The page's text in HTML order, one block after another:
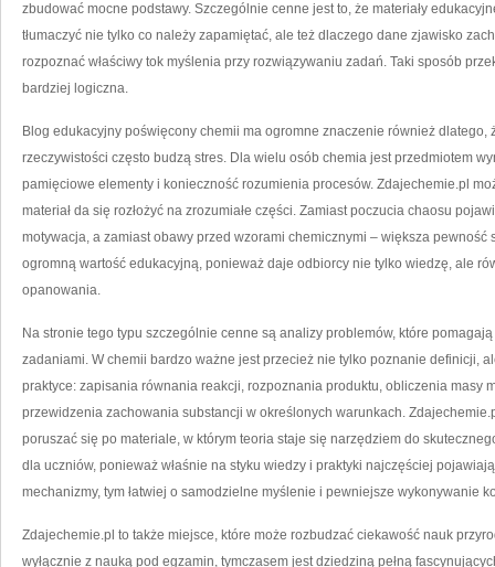
zbudować mocne podstawy. Szczególnie cenne jest to, że materiały
tłumaczyć nie tylko co należy zapamiętać, ale też dlaczego dane zjawisko
rozpoznać właściwy tok myślenia przy rozwiązywaniu zadań. Taki sposób
bardziej logiczna.
Blog edukacyjny poświęcony chemii ma ogromne znaczenie również dlatego,
rzeczywistości często budzą stres. Dla wielu osób chemia jest przedmiotem
pamięciowe elementy i konieczność rozumienia procesów. Zdajechemie.pl
materiał da się rozłożyć na zrozumiałe części. Zamiast poczucia chaosu
motywacja, a zamiast obawy przed wzorami chemicznymi – większa pewność
ogromną wartość edukacyjną, ponieważ daje odbiorcy nie tylko wiedzę, ale
opanowania.
Na stronie tego typu szczególnie cenne są analizy problemów, które
zadaniami. W chemii bardzo ważne jest przecież nie tylko poznanie definicji,
praktyce: zapisania równania reakcji, rozpoznania produktu, obliczenia masy
przewidzenia zachowania substancji w określonych warunkach.
poruszać się po materiale, w którym teoria staje się narzędziem do
dla uczniów, ponieważ właśnie na styku wiedzy i praktyki najczęściej
mechanizmy, tym łatwiej o samodzielne myślenie i pewniejsze wykonywanie
Zdajechemie.pl to także miejsce, które może rozbudzać ciekawość nauk
wyłącznie z nauką pod egzamin, tymczasem jest dziedziną pełną